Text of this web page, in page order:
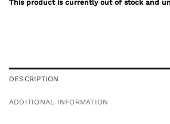
This product is currently out of stock and
DESCRIPTION
ADDITIONAL INFORMATION